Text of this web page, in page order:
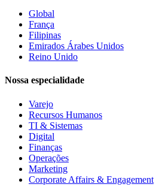
Global
França
Filipinas
Emirados Árabes Unidos
Reino Unido
Nossa especialidade
Varejo
Recursos Humanos
TI & Sistemas
Digital
Finanças
Operações
Marketing
Corporate Affairs & Engagement